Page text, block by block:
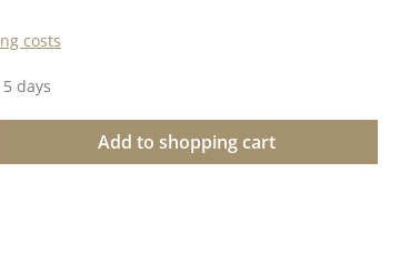
costs
days
Enter the desired amount
Add to shopping cart